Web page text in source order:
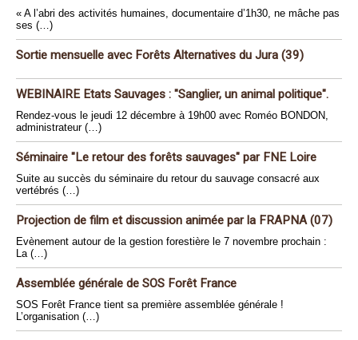
« A l’abri des activités humaines, documentaire d’1h30, ne mâche pas
ses (…)
Sortie mensuelle avec Forêts Alternatives du Jura (39)
WEBINAIRE Etats Sauvages : "Sanglier, un animal politique".
Rendez-vous le jeudi 12 décembre à 19h00 avec Roméo BONDON,
administrateur (…)
Séminaire "Le retour des forêts sauvages" par FNE Loire
Suite au succès du séminaire du retour du sauvage consacré aux
vertébrés (…)
Projection de film et discussion animée par la FRAPNA (07)
Evènement autour de la gestion forestière le 7 novembre prochain :
La (…)
Assemblée générale de SOS Forêt France
SOS Forêt France tient sa première assemblée générale !
L’organisation (…)